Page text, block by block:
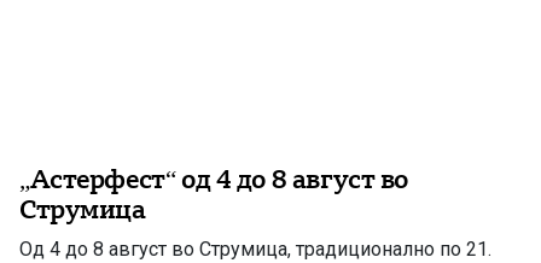
„Астерфест“ од 4 до 8 август во
Струмица
Од 4 до 8 август во Струмица, традиционално по 21.